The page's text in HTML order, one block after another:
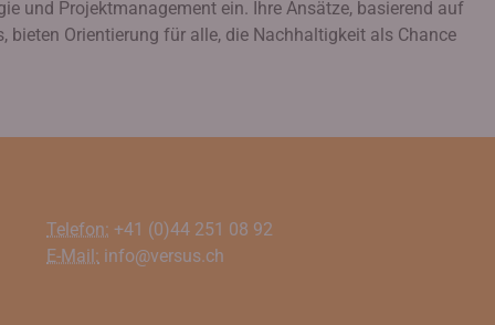
und Projektmanagement ein. Ihre Ansätze, basierend auf
bieten Orientierung für alle, die Nachhaltigkeit als Chance
Telefon: +41 (0)44 251 08 92
E-Mail: info@versus.ch